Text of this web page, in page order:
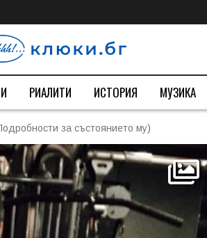
РИАЛИТИ ИСТОРИЯ МУЗИКА
за състоянието му)